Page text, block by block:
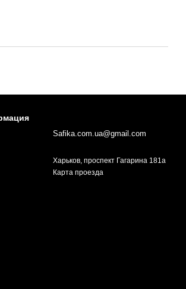
Safika.com.ua@gmail.com
Харьков, проспект Гагарина 181а
Карта проезда